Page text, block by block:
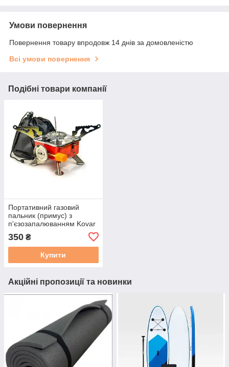
Умови повернення
Повернення товару впродовж 14 днів за домовленістю
Всі умови повернення
Подібні товари компанії
Портативний газовий
пальник (примус) з
п'єзозапалюванням Kovar
червоний
350 ₴
Купити
Акційні пропозиції та новинки